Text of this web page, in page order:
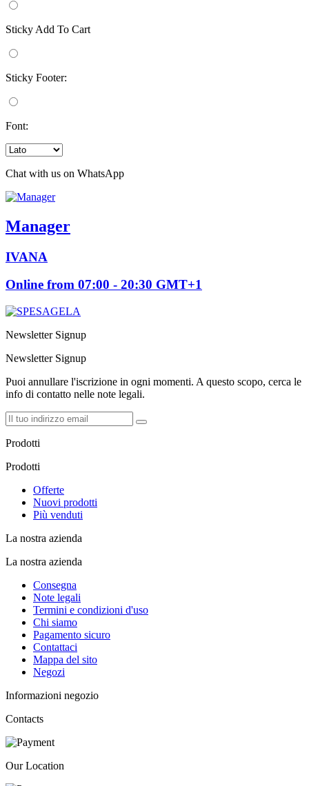
Sticky Add To Cart
Sticky Footer:
Font:
Chat with us on WhatsApp
Manager
IVANA
Online from 07:00 - 20:30 GMT+1
Newsletter Signup
Newsletter Signup
Puoi annullare l'iscrizione in ogni momenti. A questo scopo, cerca le
info di contatto nelle note legali.
Prodotti
Prodotti
Offerte
Nuovi prodotti
Più venduti
La nostra azienda
La nostra azienda
Consegna
Note legali
Termini e condizioni d'uso
Chi siamo
Pagamento sicuro
Contattaci
Mappa del sito
Negozi
Informazioni negozio
Contacts
Our Location